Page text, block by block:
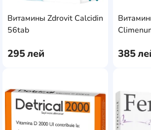
Витамины Zdrovit Calcidin
56tab
295лей
AddCardToCart
385